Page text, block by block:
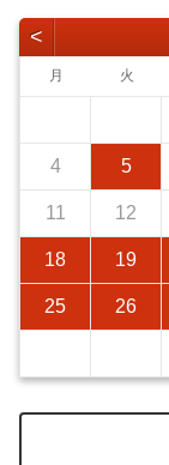
<
月 火
4 5
11 12
18 19
25 26